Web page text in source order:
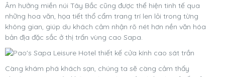
Âm hưởng miền núi Tây Bắc cũng được thể hiện tinh tế qua
những hoa văn, họa tiết thổ cẩm trang trí len lỏi trong từng
không gian, giúp du khách cảm nhận rõ nét hơn nền văn hóa
bản địa đặc sắc ở thị trấn vùng cao Sapa.
Càng khám phá khách sạn, chúng ta sẽ càng cảm thấy